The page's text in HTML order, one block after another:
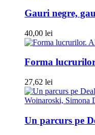
Gauri negre,
40,00 lei
Forma
27,62 lei
Woinaroski, Simona
Un parcurs pe